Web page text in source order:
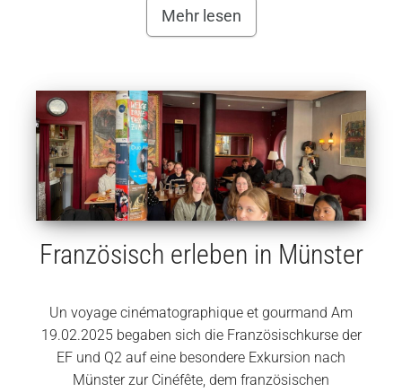
Mehr lesen
Französisch erleben in Münster
Un voyage cinématographique et gourmand Am
19.02.2025 begaben sich die Französischkurse der
EF und Q2 auf eine besondere Exkursion nach
Münster zur Cinéfête, dem französischen